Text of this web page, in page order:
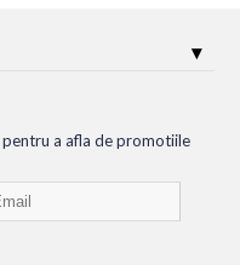
pentru a afla de promotiile